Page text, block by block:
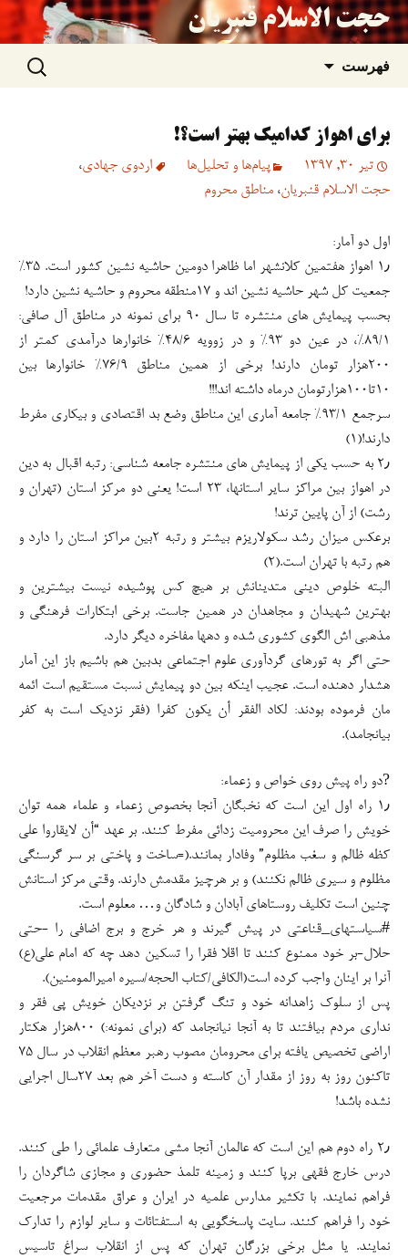
حجت الاسلام قنبریان
فهرست
نوشته‌ها
جستجو
برای:
برای اهواز کدامیک بهتر است؟!
تیر 30, 1397 پیام‌ها و تحلیل‌ها اردوی جهادی،
حجت الاسلام قنبریان، مناطق محروم
اول دو آمار:
۱٫ اهواز هفتمین کلانشهر اما ظاهرا دومین حاشیه نشین کشور است. ۳۵%
جمعیت کل شهر حاشیه نشین اند و ۱۷منطقه محروم و حاشیه نشین دارد!
بحسب پیمایش های منتشره تا سال ۹۰ برای نمونه در مناطق آل صافی:
۸۹/۱%، در عین دو ۹۳% و در زوویه ۴۸/۶% خانوارها درآمدی کمتر از
۲۰۰هزار تومان دارند! برخی از همین مناطق ۷۶/۹% خانوارها بین
۱۰تا۱۰۰هزارتومان درماه داشته اند!!!
سرجمع ۹۳/۱% جامعه آماری این مناطق وضع بد اقتصادی و بیکاری مفرط
دارند!(۱)
۲٫ به حسب یکی از پیمایش های منتشره جامعه شناسی: رتبه اقبال به دین
در اهواز بین مراکز سایر استانها، ۲۳ است! یعنی دو مرکز استان (تهران و
رشت) از آن پایین ترند!
برعکس میزان رشد سکولاریزم بیشتر و رتبه ۲بین مراکز استان را دارد و
هم رتبه با تهران است.(۲)
البته خلوص دینی متدینانش بر هیچ کس پوشیده نیست بیشترین و
بهترین شهیدان و مجاهدان در همین جاست. برخی ابتکارات فرهنگی و
مذهبی اش الگوی کشوری شده و دهها مفاخره دیگر دارد.
حتی اگر به تورهای گردآوری علوم اجتماعی بدبین هم باشیم باز این آمار
هشدار دهنده است. عجیب اینکه بین دو پیمایش نسبت مستقیم است ائمه
مان فرموده بودند: لکاد الفقر أن یکون کفرا (فقر نزدیک است به کفر
بیانجامد).
?دو راه پیش روی خواص و زعماء:
۱٫ راه اول این است که نخبگان آنجا بخصوص زعماء و علماء همه توان
خویش را صرف این محرومیت زدائی مفرط کنند. بر عهد “أن لایقاروا علی
کظه ظالم و سغب مظلوم” وفادار بمانند.(=ساخت و پاختی بر سر گرسنگی
مظلوم و سیری ظالم نکنند) و بر هرچیز مقدمش دارند. وقتی مرکز استانش
چنین است تکلیف روستاهای آبادان و شادگان و… معلوم است.
#سیاستهای_قناعتی در پیش گیرند و هر خرج و برج اضافی را -حتی
حلال-بر خود ممنوع کنند تا اقلا فقرا را تسکین دهد چه که امام علی(ع)
آنرا بر اینان واجب کرده است(الکافی/کتاب الحجه/سیره امیرالمومنین).
پس از سلوک زاهدانه خود و تنگ گرفتن بر نزدیکان خویش پی فقر و
نداری مردم بیافتند تا به آنجا نیانجامد که (برای نمونه:) ۸۰۰هزار هکتار
اراضی تخصیص یافته برای محرومان مصوب رهبر معظم انقلاب در سال ۷۵
تاکنون روز به روز از مقدار آن کاسته و دست آخر هم بعد ۲۷سال اجرایی
نشده باشد!
۲٫ راه دوم هم این است که عالمان آنجا مشی متعارف علمائی را طی کنند.
درس خارج فقهی برپا کنند و زمینه تلمذ حضوری و مجازی شاگردان را
فراهم نمایند. با تکثیر مدارس علمیه در ایران و عراق مقدمات مرجعیت
خود را فراهم کنند. سایت پاسخگویی به استفتائات و سایر لوازم را تدارک
نمایند. یا مثل برخی بزرگان تهران که پس از انقلاب سراغ تاسیس